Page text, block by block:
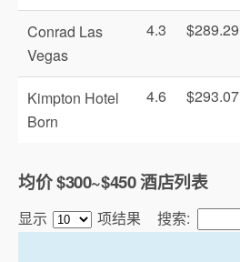
Conrad Las
Vegas
4.3 $289.29
Kimpton Hotel
Born
4.6 $293.07
均价 $300~$450 酒店列表
显示 项结果 搜索: